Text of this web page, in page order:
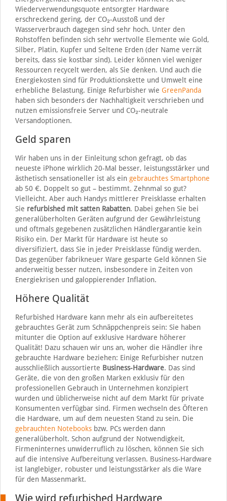
Wiederverwendungsquote entsorgter Hardware
erschreckend gering, der CO₂-Ausstoß und der
Wasserverbrauch dagegen sind sehr hoch. Unter den
Rohstoffen befinden sich sehr wertvolle Elemente wie Gold,
Silber, Platin, Kupfer und Seltene Erden (der Name verrät
bereits, dass sie kostbar sind). Leider können viel weniger
Ressourcen recycelt werden, als Sie denken. Und auch die
Energiekosten sind für Produktionskette und Umwelt eine
erhebliche Belastung. Einige Refurbisher wie GreenPanda
haben sich besonders der Nachhaltigkeit verschrieben und
nutzen emissionsfreie Server und CO₂-neutrale
Versandoptionen.
Geld sparen
Wir haben uns in der Einleitung schon gefragt, ob das
neueste iPhone wirklich 20-Mal besser, leistungsstärker und
ästhetisch sensationeller ist als ein gebrauchtes Smartphone
ab 50 €. Doppelt so gut – bestimmt. Zehnmal so gut?
Vielleicht. Aber auch Handys mittlerer Preisklasse erhalten
Sie refurbished mit satten Rabatten. Dabei gehen Sie bei
generalüberholten Geräten aufgrund der Gewährleistung
und oftmals gegebenen zusätzlichen Händlergarantie kein
Risiko ein. Der Markt für Hardware ist heute so
diversifiziert, dass Sie in jeder Preisklasse fündig werden.
Das gegenüber fabrikneuer Ware gesparte Geld können Sie
anderweitig besser nutzen, insbesondere in Zeiten von
Energiekrisen und galoppierender Inflation.
Höhere Qualität
Refurbished Hardware kann mehr als ein aufbereitetes
gebrauchtes Gerät zum Schnäppchenpreis sein: Sie haben
mitunter die Option auf exklusive Hardware höherer
Qualität! Dazu schauen wir uns an, woher die Händler ihre
gebrauchte Hardware beziehen: Einige Refurbisher nutzen
ausschließlich aussortierte Business-Hardware. Das sind
Geräte, die von den großen Marken exklusiv für den
professionellen Gebrauch in Unternehmen konzipiert
wurden und üblicherweise nicht auf dem Markt für private
Konsumenten verfügbar sind. Firmen wechseln des Öfteren
die Hardware, um auf dem neuesten Stand zu sein. Die
gebrauchten Notebooksbzw. PCs werden dann
generalüberholt. Schon aufgrund der Notwendigkeit,
Firmeninternes unwiderruflich zu löschen, können Sie sich
auf die intensive Aufbereitung verlassen. Business-Hardware
ist langlebiger, robuster und leistungsstärker als die Ware
für den Massenmarkt.
Wie wird refurbished Hardware